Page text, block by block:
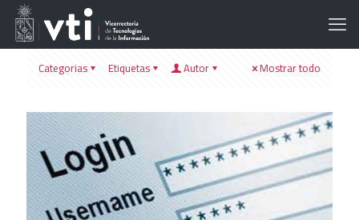
Categorias Etiquetas Autor Mostrar todo